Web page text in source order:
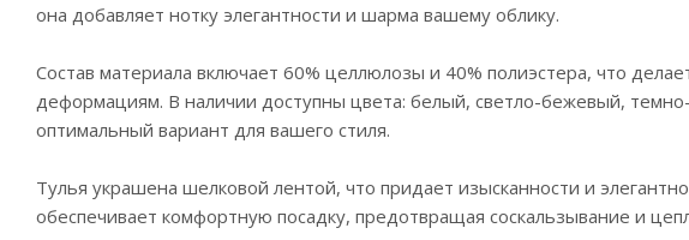
она добавляет нотку элегантности и шарма вашему облику.
Состав материала включает 60% целлюлозы и 40% полиэстера, что
деформациям. В наличии доступны цвета: белый, светло-бежевый,
оптимальный вариант для вашего стиля.
Тулья украшена шелковой лентой, что придает изысканности и
обеспечивает комфортную посадку, предотвращая соскальзывание и